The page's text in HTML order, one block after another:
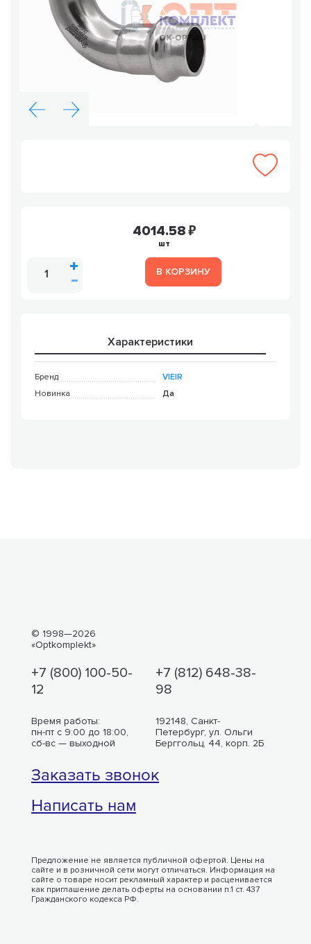
4014.58
шт
В КОРЗИНУ
Характеристики
Бренд
VIEIR
Новинка
Да
© 1998—2026
«Optkomplekt»
+7 (800) 100-50-
12
+7 (812) 648-38-
98
Время работы:
пн-пт с 9:00 до 18:00,
сб-вс — выходной
192148, Санкт-
Петербург, ул. Ольги
Берггольц, 44, корп. 2Б
Заказать звонок
Написать нам
Предложение не является публичной офертой. Цены на
сайте и в розничной сети могут отличаться. Информация на
сайте о товаре носит рекламный характер и расценивается
как приглашение делать оферты на основании п.1 ст. 437
Гражданского кодекса РФ.